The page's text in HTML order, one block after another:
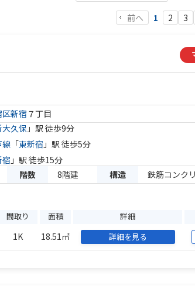
前へ 1 2 3
区新宿 ７丁目
大久保 」駅 徒歩9分
線 「東新宿 」駅 徒歩5分
宿 」駅 徒歩15分
階数 8階建 構造 鉄筋コンク
間取り 面積 詳細
1K 18.51㎡ 詳細を見る